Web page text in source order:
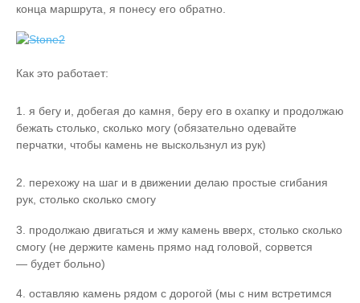
конца маршрута, я понесу его обратно.
Как это работает:
1. я бегу и, добегая до камня, беру его в охапку и продолжаю
бежать столько, сколько могу (обязательно одевайте
перчатки, чтобы камень не выскользнул из рук)
2. перехожу на шаг и в движении делаю простые сгибания
рук, столько сколько смогу
3. продолжаю двигаться и жму камень вверх, столько сколько
смогу (не держите камень прямо над головой, сорвется
— будет больно)
4. оставляю камень рядом с дорогой (мы с ним встретимся